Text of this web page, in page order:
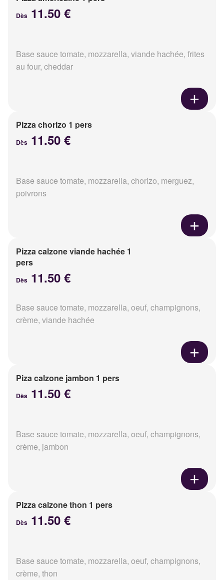
Dès 11.50 €
Base sauce tomate, mozzarella, viande hachée, frites
au four, cheddar
Pizza chorizo 1 pers
Dès 11.50 €
Base sauce tomate, mozzarella, chorizo, merguez,
poivrons
Pizza calzone viande hachée 1
pers
Dès 11.50 €
Base sauce tomate, mozzarella, oeuf, champignons,
crème, viande hachée
Piza calzone jambon 1 pers
Dès 11.50 €
Base sauce tomate, mozzarella, oeuf, champignons,
crème, jambon
Pizza calzone thon 1 pers
Dès 11.50 €
Base sauce tomate, mozzarella, oeuf, champignons,
crème, thon